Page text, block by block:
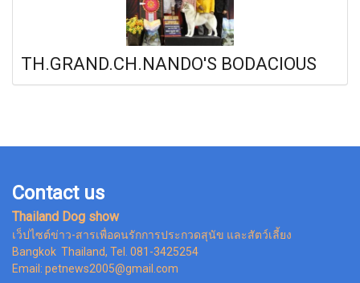
TH.GRAND.CH.NANDO'S BODACIOUS
Contact us
Thailand Dog show
เว็ปไซต์ข่าว-สารเพื่อคนรักการประกวดสุนัข และสัตว์เลี้ยง
Bangkok Thailand, Tel. 081-3425254
Email: petnews2005@gmail.com